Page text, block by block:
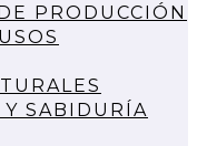
PRODUCCIÓN
SABIDURÍA